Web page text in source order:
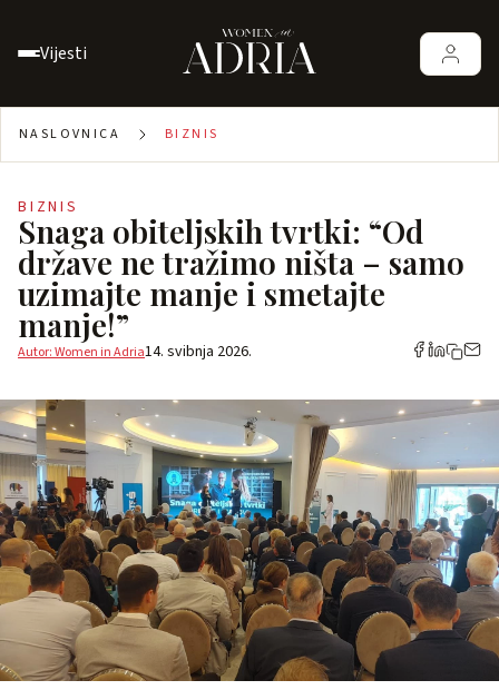
Vijesti
NASLOVNICA BIZNIS
BIZNIS
Snaga obiteljskih tvrtki: “Od
države ne tražimo ništa – samo
uzimajte manje i smetajte
manje!”
Autor: Women in Adria14. svibnja 2026.